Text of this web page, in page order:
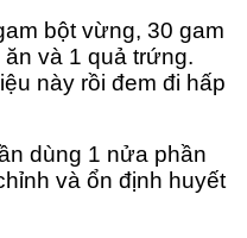
bột vừng, 30 gam
và 1 quả trứng.
này rồi đem đi hấp
dùng 1 nửa phần
và ổn định huyết